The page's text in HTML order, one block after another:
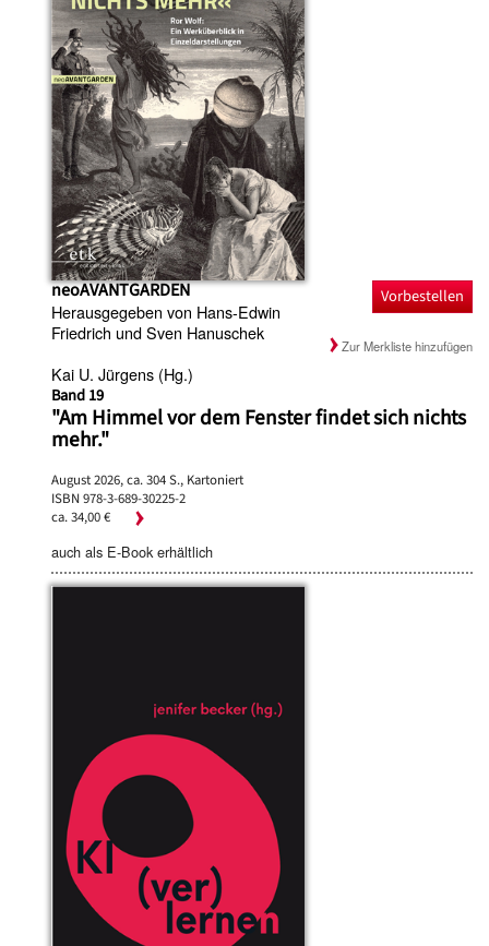
Vorbestellen
Zur Merkliste hinzufügen
neoAVANTGARDEN
Herausgegeben von Hans-Edwin
Friedrich und Sven Hanuschek
Kai U. Jürgens (Hg.)
Band 19
"Am Himmel vor dem Fenster findet sich nichts
mehr."
August 2026, ca. 304 S., Kartoniert
ISBN 978-3-689-30225-2
ca. 34,00 €
auch als E-Book erhältlich